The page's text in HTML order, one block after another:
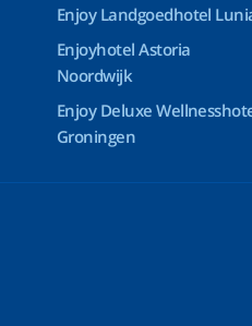
Enjoy Landgoedhotel
Enjoyhotel Astoria
Noordwijk
Enjoy Deluxe
Groningen